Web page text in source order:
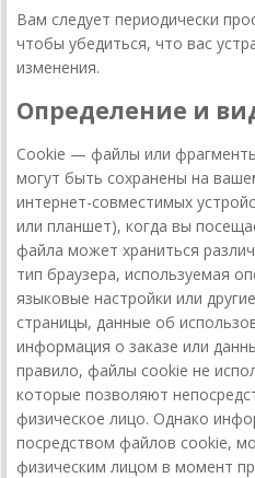
Вам следует периодически
чтобы убедиться, что вас
изменения.
Определение и
Cookie — файлы или
могут быть сохранены на
интернет-совместимых
или планшет), когда вы
файла может храниться
тип браузера, используемая
языковые настройки или
страницы, данные об
информация о заказе или
правило, файлы cookie не
которые позволяют
физическое лицо. Однако
посредством файлов cookie,
физическим лицом в момент